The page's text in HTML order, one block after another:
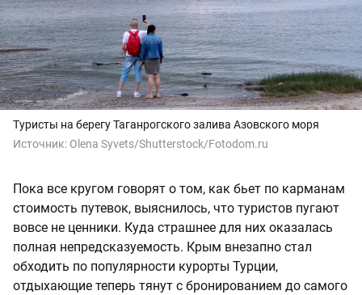
Туристы на берегу Таганрогского залива Азовского моря
Источник: Olena Syvets/Shutterstock/Fotodom.ru
Пока все кругом говорят о том, как бьет по карманам
стоимость путевок, выяснилось, что туристов пугают
вовсе не ценники. Куда страшнее для них оказалась
полная непредсказуемость. Крым внезапно стал
обходить по популярности курорты Турции,
отдыхающие теперь тянут с бронированием до самого